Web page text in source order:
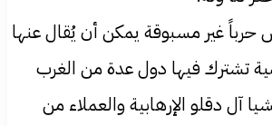
غير مسبوقة يمكن أن يُقال عنها
تشترك فيها دول عدة من الغرب
آل دقلو الإرهابية والعملاء من